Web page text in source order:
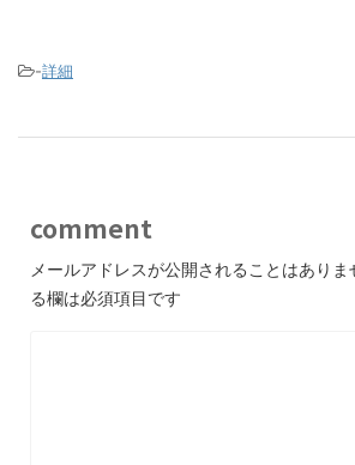
-詳細
comment
メールアドレスが公開されることはありま
る欄は必須項目です